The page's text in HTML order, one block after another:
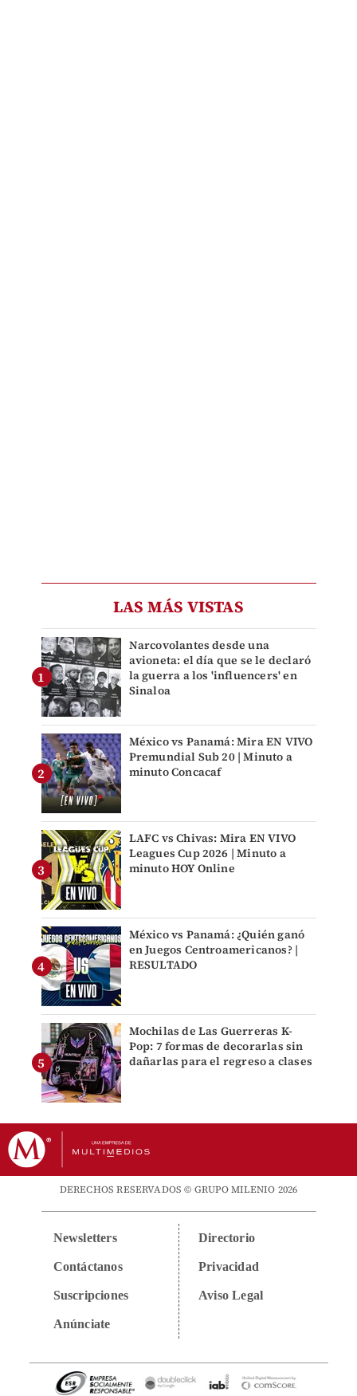
LAS MÁS VISTAS
Narcovolantes desde una
avioneta: el día que se le declaró
la guerra a los 'influencers' en
Sinaloa
México vs Panamá: Mira EN VIVO
Premundial Sub 20 | Minuto a
minuto Concacaf
LAFC vs Chivas: Mira EN VIVO
Leagues Cup 2026 | Minuto a
minuto HOY Online
México vs Panamá: ¿Quién ganó
en Juegos Centroamericanos? |
RESULTADO
Mochilas de Las Guerreras K-
Pop: 7 formas de decorarlas sin
dañarlas para el regreso a clases
DERECHOS RESERVADOS © GRUPO MILENIO 2026
Newsletters
Contáctanos
Suscripciones
Anúnciate
Directorio
Privacidad
Aviso Legal